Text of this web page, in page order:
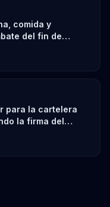
comida y
del fin de
para la cartelera
la firma del